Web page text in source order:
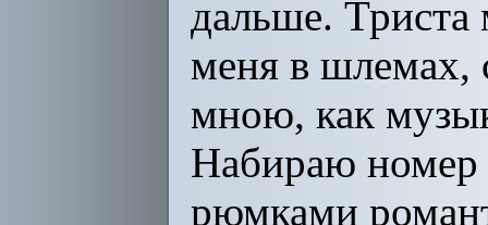
дальше. Триста
меня в шлемах,
мною, как
Набираю номер
рюмками